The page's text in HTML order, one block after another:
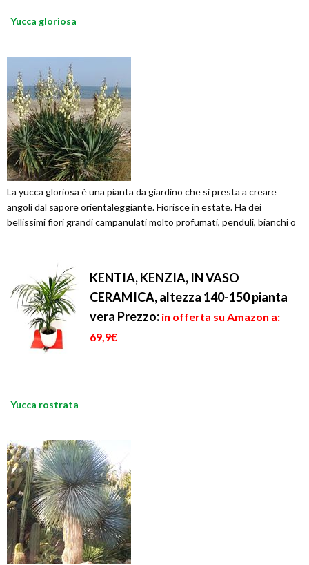
Yucca gloriosa
La yucca gloriosa è una pianta da giardino che si presta a creare
angoli dal sapore orientaleggiante. Fiorisce in estate. Ha dei
bellissimi fiori grandi campanulati molto profumati, penduli, bianchi o
KENTIA, KENZIA, IN VASO
CERAMICA, altezza 140-150 pianta
vera Prezzo: in offerta su Amazon a:
69,9€
Yucca rostrata